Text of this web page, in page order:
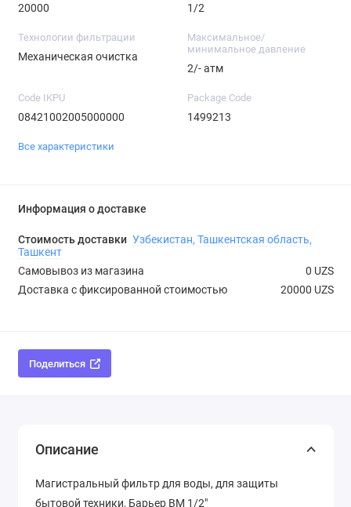
20000 1/2
Технологии фильтрации
Механическая очистка
Максимальное/
минимальное давление
2/- атм
Code IKPU
08421002005000000
Package Code
1499213
Все характеристики
Информация о доставке
Стоимость доставки Узбекистан, Ташкентская область,
Ташкент
Самовывоз из магазина
0 UZS
Доставка с фиксированной стоимостью
20000 UZS
Поделиться
Описание
Магистральный фильтр для воды, для защиты
бытовой техники, Барьер ВМ 1/2"